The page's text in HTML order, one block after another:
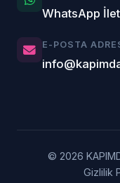
WhatsApp
E-POSTA
© 2026
Gizlilik